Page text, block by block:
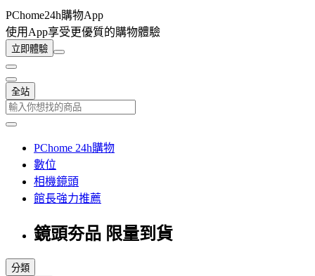
PChome24h購物App
使用App享受更優質的購物體驗
立即體驗
全站
PChome 24h購物
數位
相機鏡頭
館長強力推薦
鏡頭夯品 限量到貨
分類